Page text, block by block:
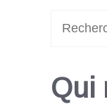
Qui